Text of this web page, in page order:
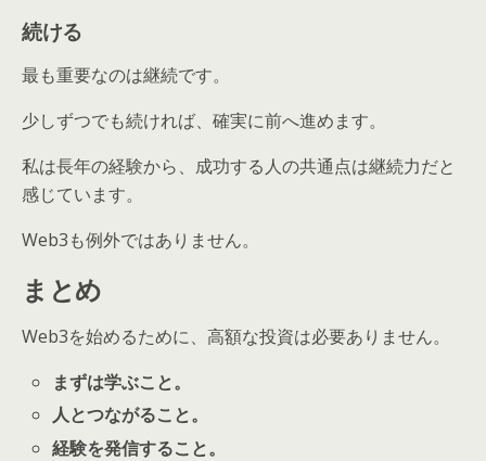
続ける
最も重要なのは継続です。
少しずつでも続ければ、確実に前へ進めます。
私は長年の経験から、成功する人の共通点は継続力だと
感じています。
Web3も例外ではありません。
まとめ
Web3を始めるために、高額な投資は必要ありません。
まずは学ぶこと。
人とつながること。
経験を発信すること。